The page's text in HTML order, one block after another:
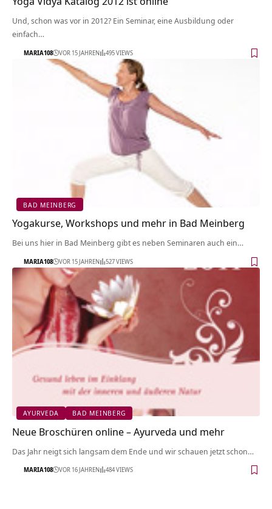
Und, schon was vor in 2012? Ein Seminar, eine Ausbildung oder
einfach…
MARIA108 VOR 15 JAHREN 495 VIEWS
BAD MEINBERG
Yogakurse, Workshops und mehr in Bad Meinberg
Bei uns hier in Bad Meinberg gibt es neben Seminaren auch ein…
MARIA108 VOR 15 JAHREN 527 VIEWS
AYURVEDA BAD MEINBERG
Neue Broschüren online – Ayurveda und mehr
Das Jahr neigt sich langsam dem Ende und wir schauen jetzt schon…
MARIA108 VOR 16 JAHREN 484 VIEWS